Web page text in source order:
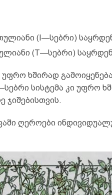
(I—სებრი)
(T—სებრი)
უფრო ხშირად
სისტემა კი უფრო
ჯიშებისთვის.
ღეროები